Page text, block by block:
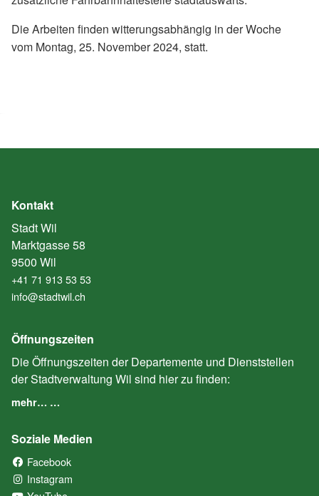
Die Arbeiten finden witterungsabhängig in der Woche
vom Montag, 25. November 2024, statt.
Kontakt
Stadt Wil
Marktgasse 58
9500 Wil
+41 71 913 53 53
info@stadtwil.ch
Öffnungszeiten
Die Öffnungszeiten der Departemente und Dienststellen
der Stadtverwaltung Wil sind hier zu finden:
mehr… …
Soziale Medien
Facebook
Instagram